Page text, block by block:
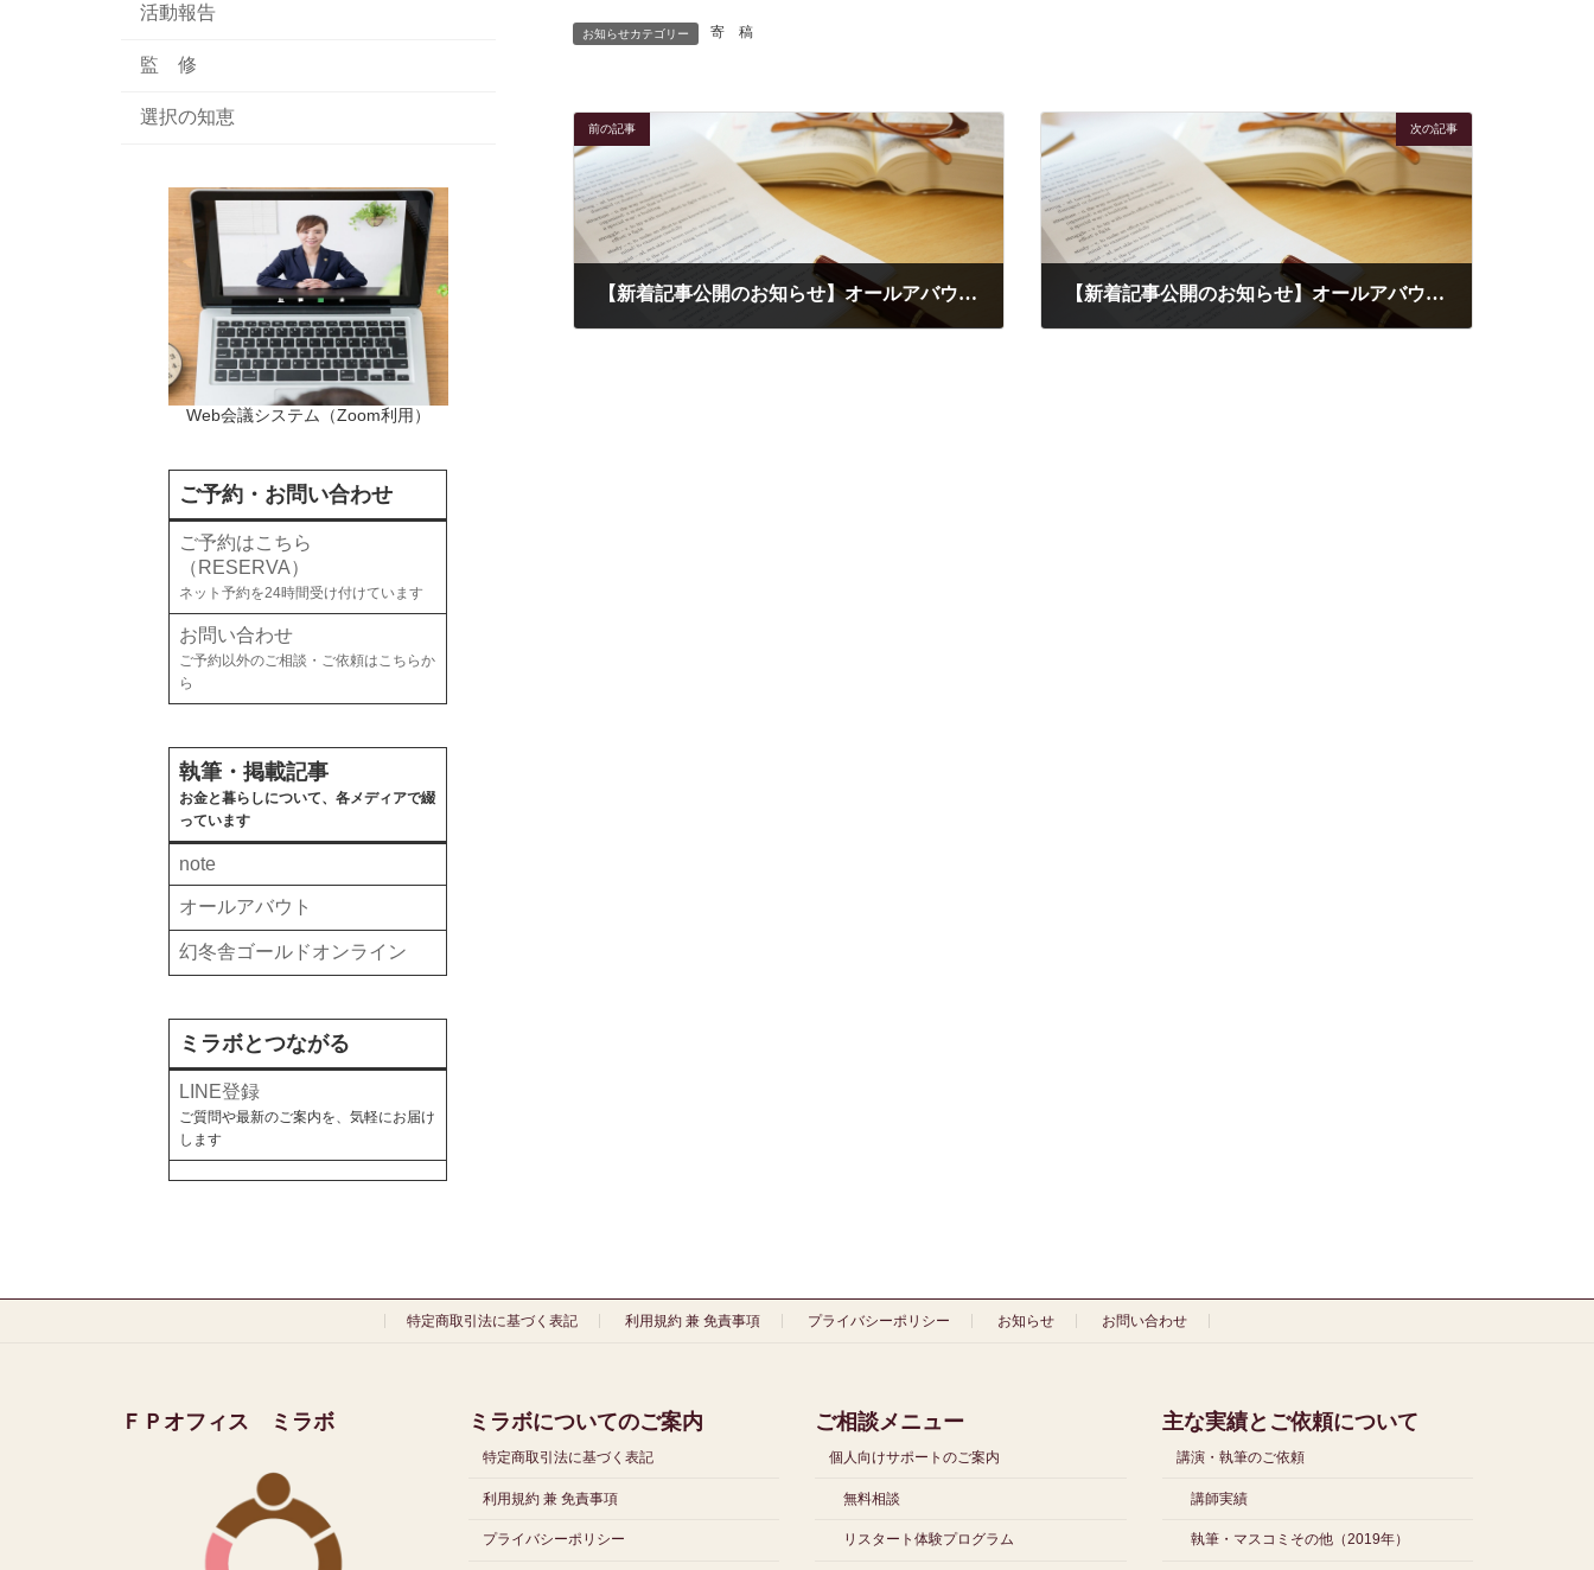
お知らせカテゴリー 寄 稿
前の記事
【新着記事公開のお知らせ】オールアバウト「住民税非課税世帯と年金繰下げ」
次の記事
【新着記事公開のお知らせ】オールアバウト「65歳から年金＋役員報酬は満額受給？」
活動報告
監 修
選択の知恵
Web会議システム（Zoom利用）
ご予約・お問い合わせ
ご予約はこちら
（RESERVA）
ネット予約を24時間受け付けています
お問い合わせ
ご予約以外のご相談・ご依頼はこちらか
ら
執筆・掲載記事
お金と暮らしについて、各メディアで綴
っています
note
オールアバウト
幻冬舎ゴールドオンライン
ミラボとつながる
LINE登録
ご質問や最新のご案内を、気軽にお届け
します
特定商取引法に基づく表記 利用規約 兼 免責事項 プライバシーポリシー お知らせ お問い合わせ
ＦＰオフィス ミラボ ミラボについてのご案内
特定商取引法に基づく表記
利用規約 兼 免責事項
プライバシーポリシー
ご相談メニュー
個人向けサポートのご案内
無料相談
リスタート体験プログラム
主な実績とご依頼について
講演・執筆のご依頼
講師実績
執筆・マスコミその他（2019年）